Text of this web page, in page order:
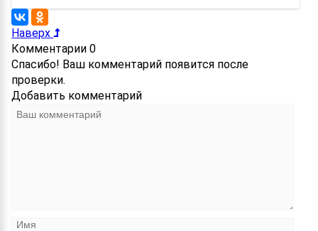
Наверх
Комментарии0
Спасибо! Ваш комментарий появится после
проверки.
Добавить комментарий